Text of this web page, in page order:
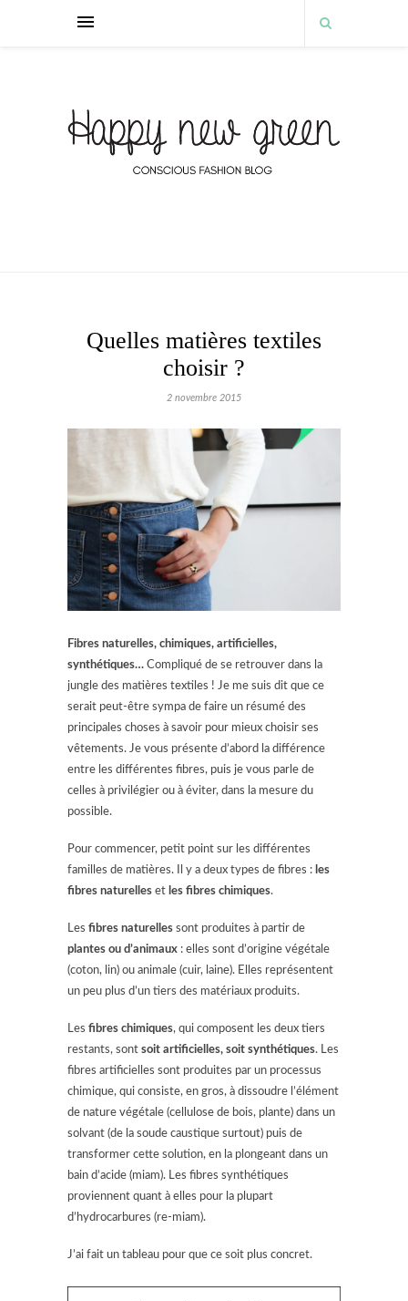
Quelles matières textiles
choisir ?
2 novembre 2015
Fibres naturelles, chimiques, artificielles,
synthétiques… Compliqué de se retrouver dans la
jungle des matières textiles ! Je me suis dit que ce
serait peut-être sympa de faire un résumé des
principales choses à savoir pour mieux choisir ses
vêtements. Je vous présente d’abord la différence
entre les différentes fibres, puis je vous parle de
celles à privilégier ou à éviter, dans la mesure du
possible.
Pour commencer, petit point sur les différentes
familles de matières. Il y a deux types de fibres : les
fibres naturelles et les fibres chimiques.
Les fibres naturelles sont produites à partir de
plantes ou d’animaux : elles sont d’origine végétale
(coton, lin) ou animale (cuir, laine). Elles représentent
un peu plus d’un tiers des matériaux produits.
Les fibres chimiques, qui composent les deux tiers
restants, sont soit artificielles, soit synthétiques. Les
fibres artificielles sont produites par un processus
chimique, qui consiste, en gros, à dissoudre l’élément
de nature végétale (cellulose de bois, plante) dans un
solvant (de la soude caustique surtout) puis de
transformer cette solution, en la plongeant dans un
bain d’acide (miam). Les fibres synthétiques
proviennent quant à elles pour la plupart
d’hydrocarbures (re-miam).
J’ai fait un tableau pour que ce soit plus concret.